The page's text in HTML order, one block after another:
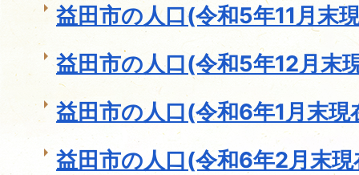
益田市の人口(令和5年11月末
益田市の人口(令和5年12月末
益田市の人口(令和6年1月末現
益田市の人口(令和6年2月末